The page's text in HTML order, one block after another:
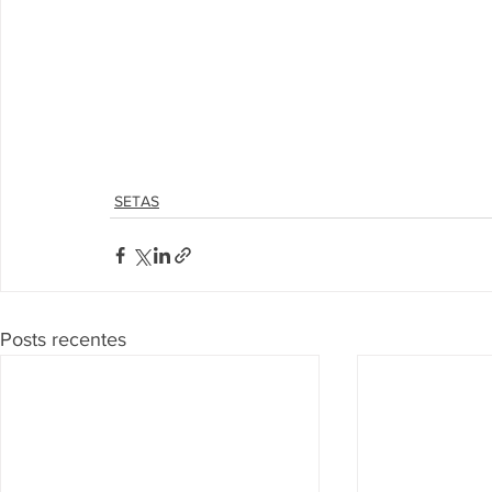
SETAS
Posts recentes